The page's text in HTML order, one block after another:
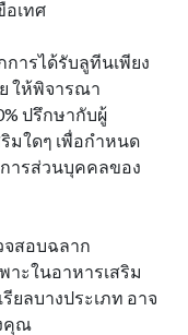
อเทศ
ารได้รับลูทีนเพียง
ให้พิจารณา
ปรึกษากับผู้
มใดๆ เพื่อกําหนด
ารส่วนบุคคลของ
จสอบฉลาก
ะในอาหารเสริม
ยลบางประเภท อาจ
คุณ